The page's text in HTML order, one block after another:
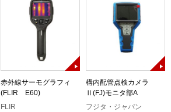
赤外線サーモグラフィ
(FLIR E60)
FLIR
構内配管点検カメラ
Ⅱ(FJ)モニタ部A
フジタ・ジャパン